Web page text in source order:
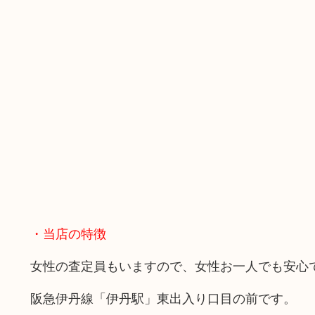
・当店の特徴
女性の査定員もいますので、女性お一人でも安心
阪急伊丹線「伊丹駅」東出入り口目の前です。